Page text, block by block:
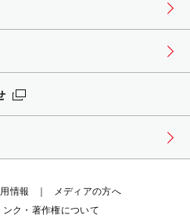
情報
メディアの方へ
ンク・著作権について